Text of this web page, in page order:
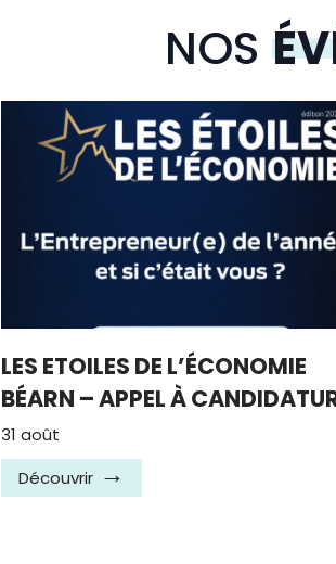
NOS
LES ETOILES DE L’ÉCONOMIE
BÉARN – APPEL À
31 août
Découvrir